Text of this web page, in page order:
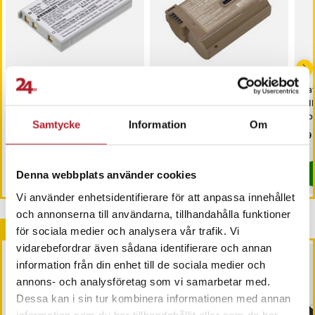
Samtycke Information Om
Denna webbplats använder cookies
Vi använder enhetsidentifierare för att anpassa innehållet
och annonserna till användarna, tillhandahålla funktioner
för sociala medier och analysera vår trafik. Vi
vidarebefordrar även sådana identifierare och annan
information från din enhet till de sociala medier och
annons- och analysföretag som vi samarbetar med.
Dessa kan i sin tur kombinera informationen med annan
Batteri till Kamera för
Coolpix P510, Coolpix P520
I lager, levereras inom 1-2 vardagar
Köp
Batteri till Kamera för
D800, Digital SLR D800 m.fl.
Andra köpte också